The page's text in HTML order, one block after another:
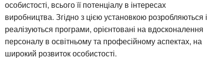
особистості, всього її потенціалу в інтересах
виробництва. Згідно з цією установкою розробляються і
реалізуються програми, орієнтовані на вдосконалення
персоналу в освітньому та професійному аспектах, на
широкий розвиток особистості.